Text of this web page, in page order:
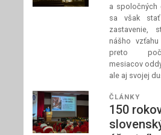
a spoločných
sa však
zastavenie,
nášho
preto
mesiacov
ale aj svojej
ČLÁNKY
150